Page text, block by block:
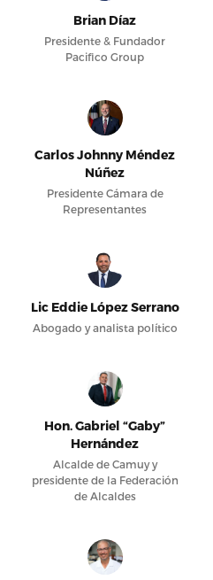
Brian Díaz
Presidente & Fundador
Pacifico Group
Carlos Johnny Méndez
Núñez
Presidente Cámara de
Representantes
Lic Eddie López Serrano
Abogado y analista político
Hon. Gabriel “Gaby”
Hernández
Alcalde de Camuy y
presidente de la Federación
de Alcaldes